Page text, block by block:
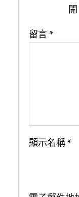
開
留言 *
顯示名稱 *